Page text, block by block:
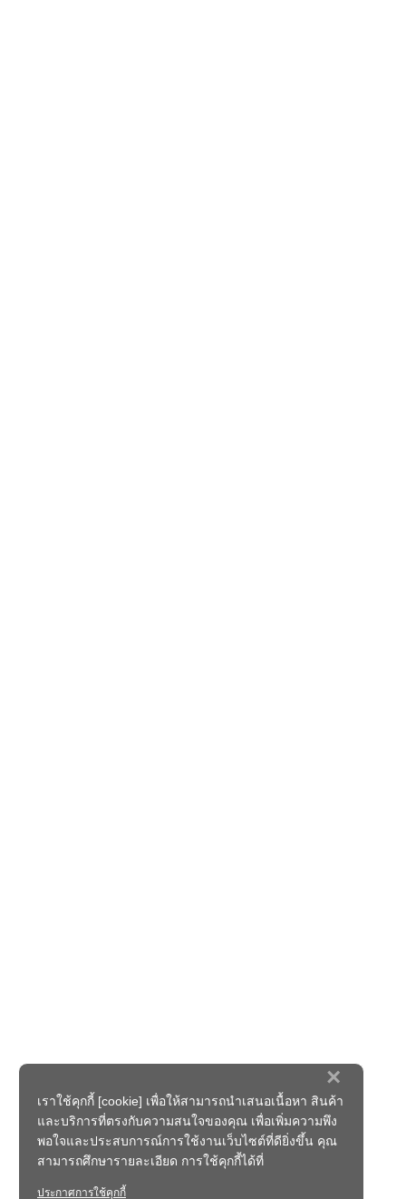
×
เราใช้คุกกี้ [cookie] เพื่อให้สามารถนำเสนอเนื้อหา สินค้า
และบริการที่ตรงกับความสนใจของคุณ เพื่อเพิ่มความพึง
พอใจและประสบการณ์การใช้งานเว็บไซต์ที่ดียิ่งขึ้น คุณ
สามารถศึกษารายละเอียด การใช้คุกกี้ได้ที่
ประกาศการใช้คุกกี้